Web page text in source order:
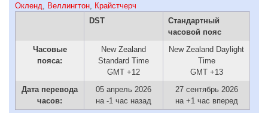
Окленд Веллингтон
Крайстчерч
DST
Стандартный
часовой пояс
Часовые
пояса:
New Zealand
Standard Time
GMT +12
New Zealand Daylight
Time
GMT +13
Дата перевода
часов:
05 апрель 2026
на -1 час назад
27 сентябрь 2026
на +1 час вперед